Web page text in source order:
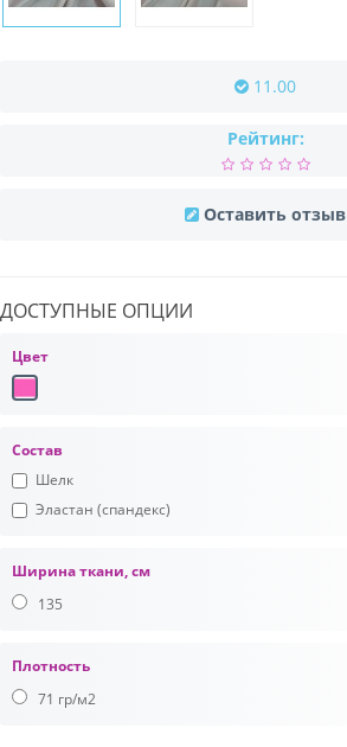
11.00
Рейтинг:
Оставить отзыв
ДОСТУПНЫЕ ОПЦИИ
Цвет
Состав
Шелк
Эластан (спандекс)
Ширина ткани, см
135
Плотность
71 гр/м2